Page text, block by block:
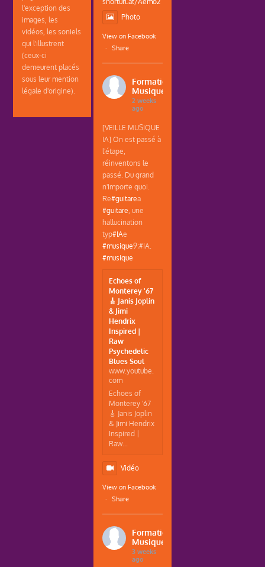
l'exception des
images, les
vidéos, les soniels
qui l'illustrent
(ceux-ci
demeurent placés
sous leur mention
légale d'origine).
Photo
View on Facebook
·
Share
Formations
Musique
2 weeks
ago
[VEILLE MUSIQUE
IA] On est passé à
l'étape,
réinventons le
passé. Du grand
n'importe quoi.
Re#guitarea
#guitare , une
hallucination
typ#IAe
#musique9;#IA.
#musique
Echoes of
Monterey '67
🎸 Janis Joplin
& Jimi
Hendrix
Inspired |
Raw
Psychedelic
Blues Soul
www.youtube.
com
Echoes of
Monterey '67
🎸 Janis Joplin
& Jimi Hendrix
Inspired |
Raw...
Vidéo
View on Facebook
·
Share
Formations
Musique
3 weeks
ago